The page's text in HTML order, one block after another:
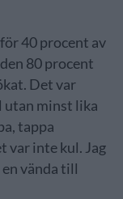
40 procent av
80 procent
Det var
utan minst lika
tappa
var inte kul. Jag
vända till